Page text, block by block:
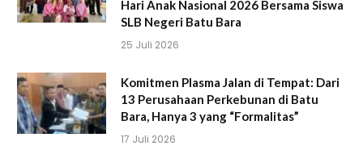
Hari Anak Nasional 2026 Bersama Siswa
SLB Negeri Batu Bara
25 Juli 2026
Komitmen Plasma Jalan di Tempat: Dari
13 Perusahaan Perkebunan di Batu
Bara, Hanya 3 yang “Formalitas”
17 Juli 2026